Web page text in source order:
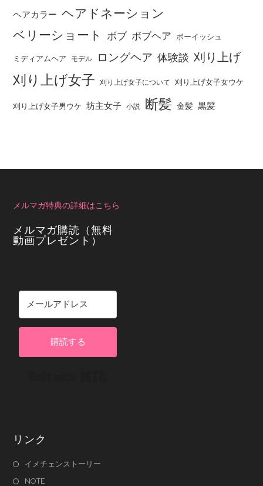
ヘアカラー ヘアドネーション
ベリーショート
ボブ ボブヘア ボーイッシュ
ミディアムヘア モデル ロングヘア 体験談 刈り上げ
刈り上げ女子 刈り上げ女子について 刈り上げ女子女ウケ
刈り上げ女子男ウケ 坊主女子 小説 断髪 金髪 黒髪
メルマガ特典の詳細はこちら
メルマガ購読（無料
動画プレゼント）
購読する
リンク
イメチェンストーリー
NOTE